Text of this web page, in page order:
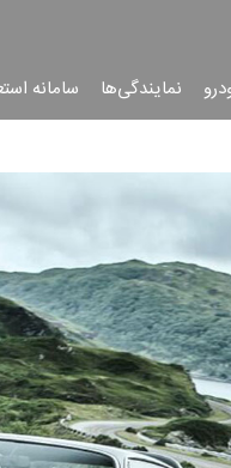
نمایندگی‌ها سامانه